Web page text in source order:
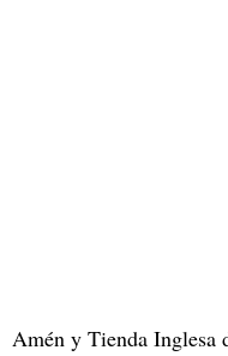
Amén y Tienda Inglesa